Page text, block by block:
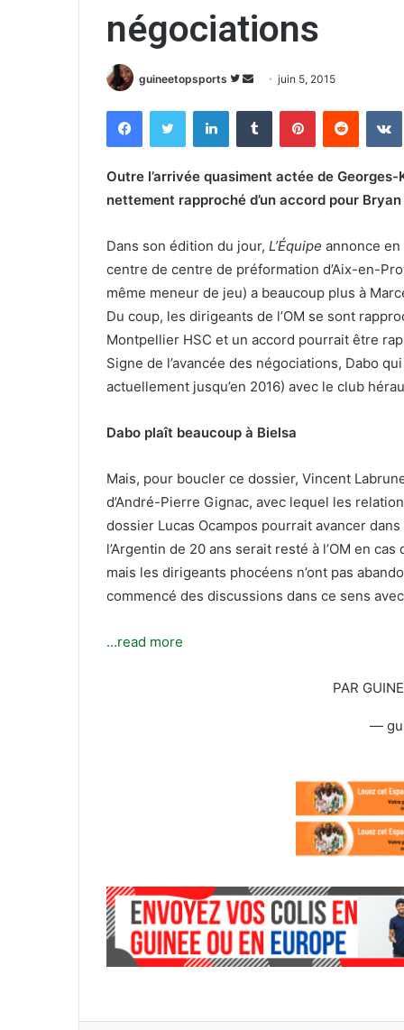
négociations
guineetopsports
S
v
s
r
T
w
i
t
t
e
v
o
r
n
c
o
u
r
i
juin 5, 2015
Outre l’arrivée quasiment actée de
nettement rapproché d’un accord pour Bryan
Dans son édition du jour, L’Équipe annonce
centre de centre de préformation d’Aix-en-
même meneur de jeu) a beaucoup plus à
Du coup, les dirigeants de l’OM se sont
Montpellier HSC et un accord pourrait être
Signe de l’avancée des négociations, Dabo
actuellement jusqu’en 2016) avec le club
Dabo plaît beaucoup à Bielsa
Mais, pour boucler ce dossier, Vincent
d’André-Pierre Gignac, avec lequel les
dossier Lucas Ocampos pourrait avancer
l’Argentin de 20 ans serait resté à l’OM en
mais les dirigeants phocéens n’ont pas
commencé des discussions dans ce sens avec
…read more
PAR
—